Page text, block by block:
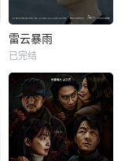
雷云暴雨
已完结